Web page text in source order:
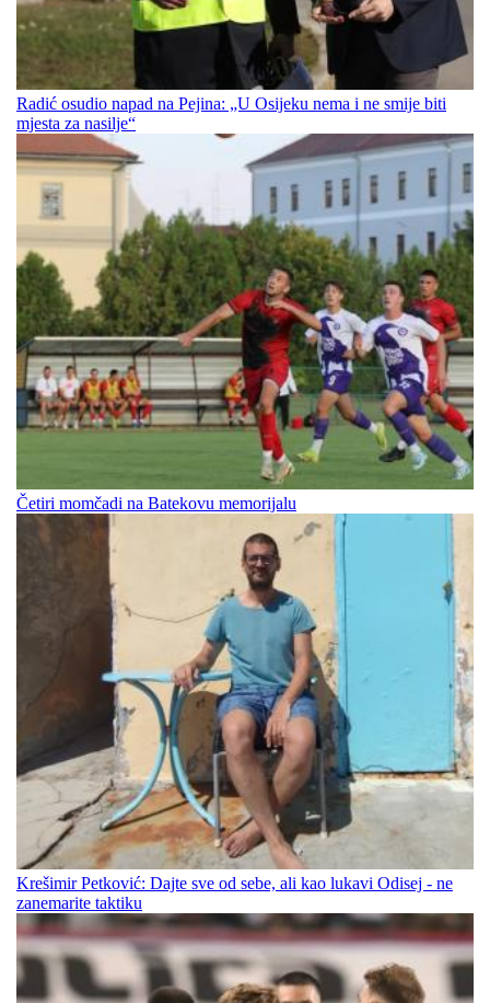
Radić osudio napad na Pejina: „U Osijeku nema i ne smije biti
mjesta za nasilje“
Četiri momčadi na Batekovu memorijalu
Krešimir Petković: Dajte sve od sebe, ali kao lukavi Odisej - ne
zanemarite taktiku